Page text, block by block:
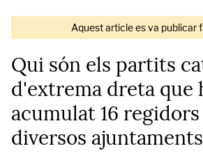
Aquest article es va publicar
Qui són els partits
d'extrema dreta que
acumulat 16
diversos